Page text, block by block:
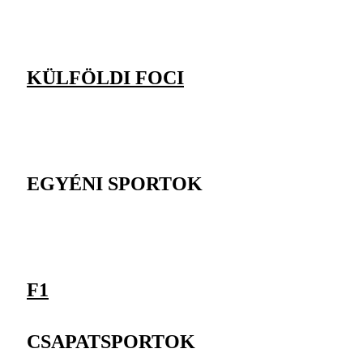
KÜLFÖLDI FOCI
EGYÉNI SPORTOK
F1
CSAPATSPORTOK